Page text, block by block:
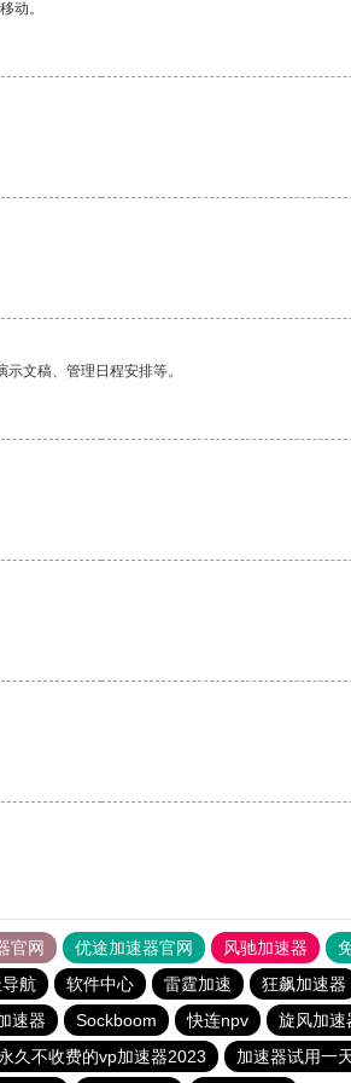
动。
文稿、管理日程安排等。
官网 优途加速器官网 风驰加速器
航 软件中心 雷霆加速 狂飙加速器
速器 Sockboom 快连npv 旋风加速
永久不收费的vp加速器2023 加速器试用一